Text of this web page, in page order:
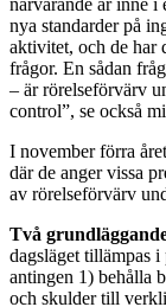
nya standarder på
aktivitet, och de har
frågor. En sådan
– är rörelseförvärv
control”, se också
I november förra
där de anger vissa
av rörelseförvärv
Två
dagsläget tillämpas
antingen 1) behålla
och skulder till